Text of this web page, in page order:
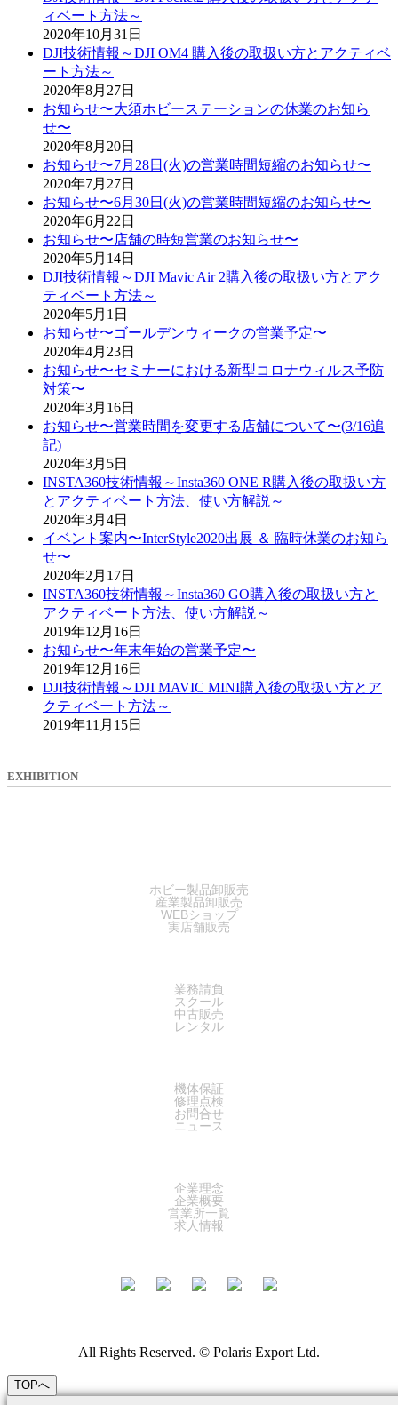
ィベート方法～
2020年10月31日
DJI技術情報～DJI OM4 購入後の取扱い方とアクティベ
ート方法～
2020年8月27日
お知らせ〜大須ホビーステーションの休業のお知ら
せ〜
2020年8月20日
お知らせ〜7月28日(火)の営業時間短縮のお知らせ〜
2020年7月27日
お知らせ〜6月30日(火)の営業時間短縮のお知らせ〜
2020年6月22日
お知らせ〜店舗の時短営業のお知らせ〜
2020年5月14日
DJI技術情報～DJI Mavic Air 2購入後の取扱い方とアク
ティベート方法～
2020年5月1日
お知らせ〜ゴールデンウィークの営業予定〜
2020年4月23日
お知らせ〜セミナーにおける新型コロナウィルス予防
対策〜
2020年3月16日
お知らせ〜営業時間を変更する店舗について〜(3/16追
記)
2020年3月5日
INSTA360技術情報～Insta360 ONE R購入後の取扱い方
とアクティベート方法、使い方解説～
2020年3月4日
イベント案内〜InterStyle2020出展 ＆ 臨時休業のお知ら
せ〜
2020年2月17日
INSTA360技術情報～Insta360 GO購入後の取扱い方と
アクティベート方法、使い方解説～
2019年12月16日
お知らせ〜年末年始の営業予定〜
2019年12月16日
DJI技術情報～DJI MAVIC MINI購入後の取扱い方とア
クティベート方法～
2019年11月15日
EXHIBITION
ホビー製品卸販売
産業製品卸販売
WEBショップ
実店舗販売
業務請負
スクール
中古販売
レンタル
機体保証
修理点検
お問合せ
ニュース
企業理念
企業概要
営業所一覧
求人情報
All Rights Reserved. © Polaris Export Ltd.
TOPへ